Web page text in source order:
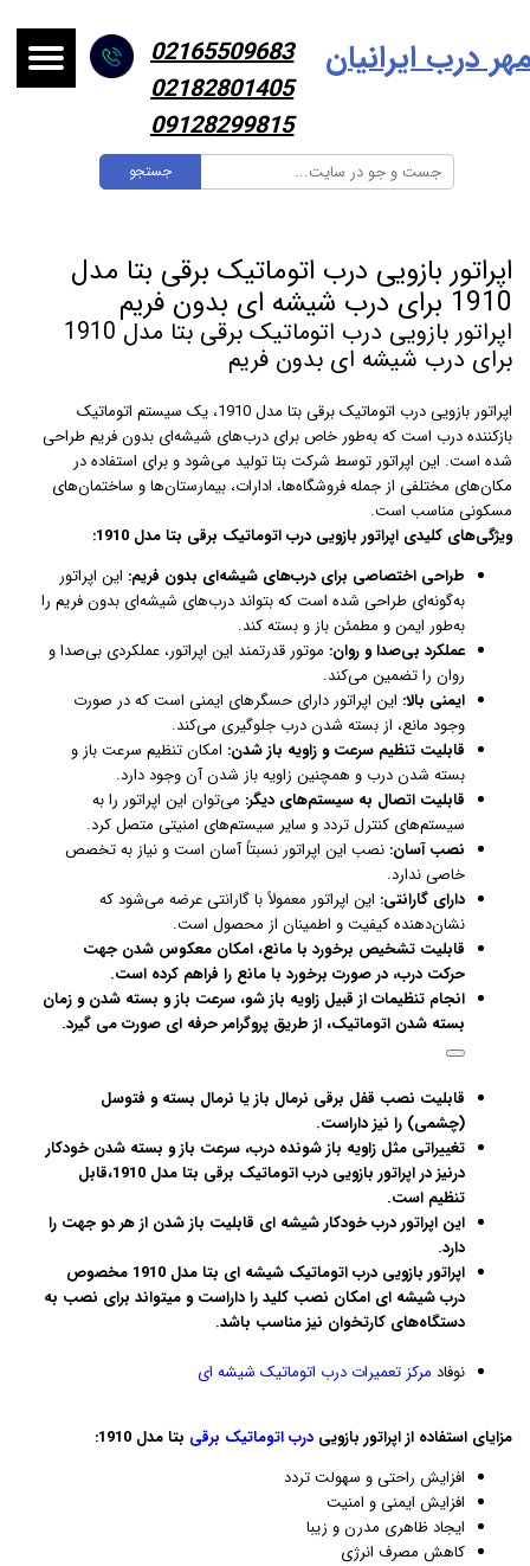
جستجو
درب ایرانیان
02165509683
02182801405
09128299815
اپراتور بازویی درب اتوماتیک برقی بتا مدل
1910 برای درب شیشه ای بدون فریم
اپراتور بازویی درب اتوماتیک برقی بتا مدل 1910
برای درب شیشه ای بدون فریم
اپراتور بازویی درب اتوماتیک برقی بتا مدل 1910، یک سیستم اتوماتیک
بازکننده درب است که به‌طور خاص برای درب‌های شیشه‌ای بدون فریم طراحی
شده است. این اپراتور توسط شرکت بتا تولید می‌شود و برای استفاده در
مکان‌های مختلفی از جمله فروشگاه‌ها، ادارات، بیمارستان‌ها و ساختمان‌های
مسکونی مناسب است.
ویژگی‌های کلیدی اپراتور بازویی درب اتوماتیک برقی بتا مدل 1910:
طراحی اختصاصی برای درب‌های شیشه‌ای بدون فریم: این اپراتور
به‌گونه‌ای طراحی شده است که بتواند درب‌های شیشه‌ای بدون فریم را
به‌طور ایمن و مطمئن باز و بسته کند.
عملکرد بی‌صدا و روان: موتور قدرتمند این اپراتور، عملکردی بی‌صدا و
روان را تضمین می‌کند.
ایمنی بالا: این اپراتور دارای حسگرهای ایمنی است که در صورت
وجود مانع، از بسته شدن درب جلوگیری می‌کند.
قابلیت تنظیم سرعت و زاویه باز شدن: امکان تنظیم سرعت باز و
بسته شدن درب و همچنین زاویه باز شدن آن وجود دارد.
قابلیت اتصال به سیستم‌های دیگر: می‌توان این اپراتور را به
سیستم‌های کنترل تردد و سایر سیستم‌های امنیتی متصل کرد.
نصب آسان: نصب این اپراتور نسبتاً آسان است و نیاز به تخصص
خاصی ندارد.
دارای گارانتی: این اپراتور معمولاً با گارانتی عرضه می‌شود که
نشان‌دهنده کیفیت و اطمینان از محصول است.
قابلیت تشخیص برخورد با مانع، امکان معکوس شدن جهت
حرکت درب، در صورت برخورد با مانع را فراهم کرده است.
انجام تنظیمات از قبیل زاویه باز شو، سرعت باز و بسته شدن و زمان
بسته شدن اتوماتیک، از طریق پروگرامر حرفه ای صورت می گیرد.
قابلیت نصب قفل برقی نرمال باز یا نرمال بسته و فتوسل
(چشمی) را نیز داراست.
تغییراتی مثل زاویه باز شونده درب، سرعت باز و بسته شدن خودکار
درنیز در اپراتور بازویی درب اتوماتیک برقی بتا مدل 1910،قابل
تنظیم است.
این اپراتور درب خودکار شیشه ای قابلیت باز شدن از هر دو جهت را
دارد.
اپراتور بازویی درب اتوماتیک شیشه ای بتا مدل 1910 مخصوص
درب شیشه ای امکان نصب کلید را داراست و میتواند برای نصب به
دستگاه‌های کارتخوان نیز مناسب باشد.
نوفاد مرکز تعمیرات درب اتوماتیک شیشه ای
مزایای استفاده از اپراتور بازویی درب اتوماتیک برقی بتا مدل 1910:
افزایش راحتی و سهولت تردد
افزایش ایمنی و امنیت
ایجاد ظاهری مدرن و زیبا
کاهش مصرف انرژی